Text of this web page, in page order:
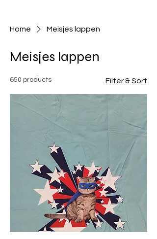
Home Meisjes lappen
Meisjes lappen
650 products Filter & Sort